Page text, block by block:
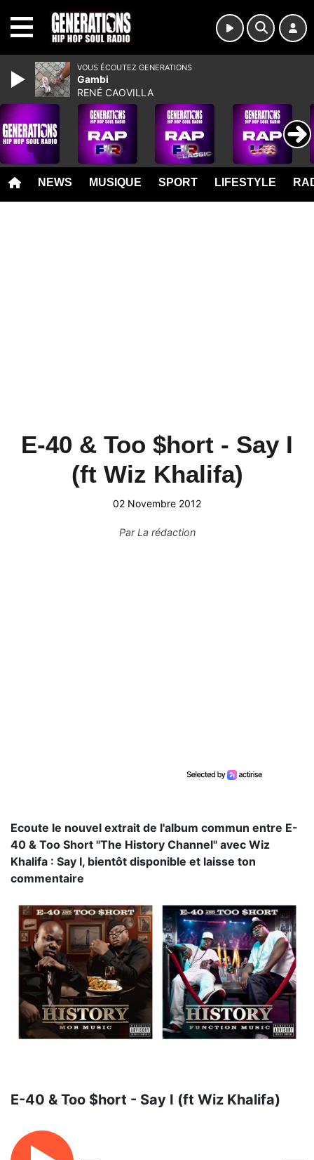
NEWS MUSIQUE SPORT LIFESTYLE
E-40 & Too $hort - Say I
(ft Wiz Khalifa)
02 Novembre 2012
ParLa rédaction
Ecoute le nouvel extrait de l'album commun entre E-
40 & Too Short "The History Channel" avec Wiz
Khalifa : Say I, bientôt disponible et laisse ton
commentaire
E-40 & Too $hort - Say I (ft Wiz Khalifa)
VOUS ÉCOUTEZ GENERATIONS
Gambi
RENÉ CAOVILLA